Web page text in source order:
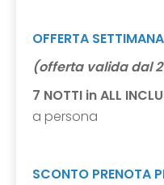
OFFERTA
(offerta valida dal
7 NOTTI in ALL
a persona
SCONTO PRENOTA